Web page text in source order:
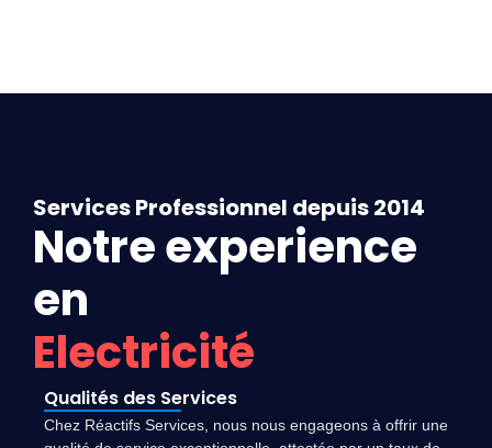
Services Professionnel depuis 2014
Notre experience
en
Electricité
Qualités des Services
Chez Réactifs Services, nous nous engageons à offrir une